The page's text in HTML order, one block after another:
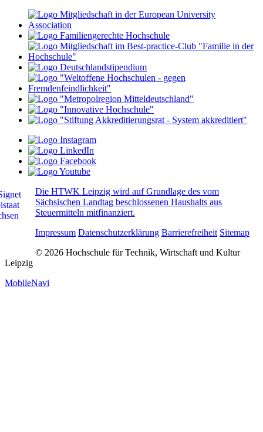
Die HTWK Leipzig wird auf Grundlage des vom
Sächsischen Landtag beschlossenen Haushalts aus
Steuermitteln mitfinanziert.
Impressum Datenschutzerklärung Barrierefreiheit Sitemap
© 2026 Hochschule für Technik, Wirtschaft und Kultur
Leipzig
MobileNavi